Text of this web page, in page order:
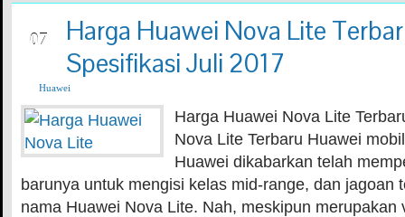
07
Harga Huawei Nova Lite
Spesifikasi Juli 2017
Huawei
Harga Huawei Nova Lite
Nova Lite Terbaru Huawei
Huawei dikabarkan telah
barunya untuk mengisi kelas mid-range, dan jagoan
nama Huawei Nova Lite. Nah, meskipun merupakan